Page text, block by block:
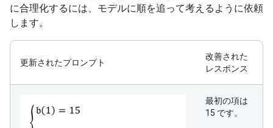
に合理化するには、モデルに順を追って考えるように依頼
します。
更新されたプロンプト
改善された
レスポンス
最初の項は
15 です。